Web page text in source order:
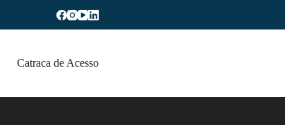
Catraca de Acesso